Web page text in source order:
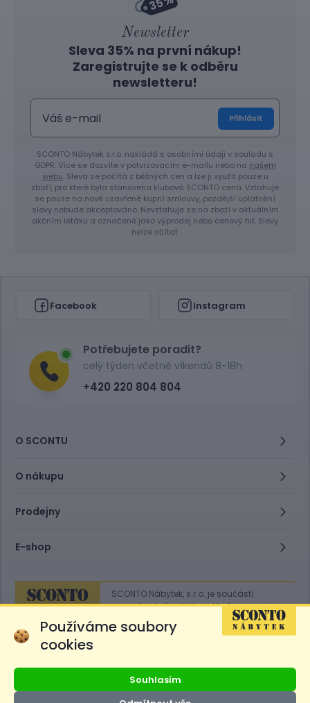
Newsletter
Sleva 35% na první nákup!
Zaregistrujte se k odběru
newsletteru!
Přihlásit
SCONTO Nábytek s.r.o. nakládá s osobními údaji v souladu s
GDPR. Více se dozvíte v potvrzovacím e-mailu nebo na našem
webu. Sleva se počítá z běžných cen a lze ji využít pouze u
zboží, pro které byla stanovena klubová SCONTO cena. Vztahuje
se pouze na nově uzavřené kupní smlouvy, pozdější uplatnění
slevy nebude akceptováno. Nevztahuje se na zboží v aktuálním
akčním letáku a označené jako výprodej nebo cenový hit. Slevy
nelze sčítat.
Facebook Instagram
Potřebujete poradit?
celý týden včetně víkendů 8-18h
+420 220 804 804
O SCONTU
O nákupu
Prodejny
E-shop
SCONTO Nábytek, s.r.o. je součástí
mezinárodního řetězce, který provozuje
obchodní domy
Sconto.
Používáme soubory
cookies
Souhlasím